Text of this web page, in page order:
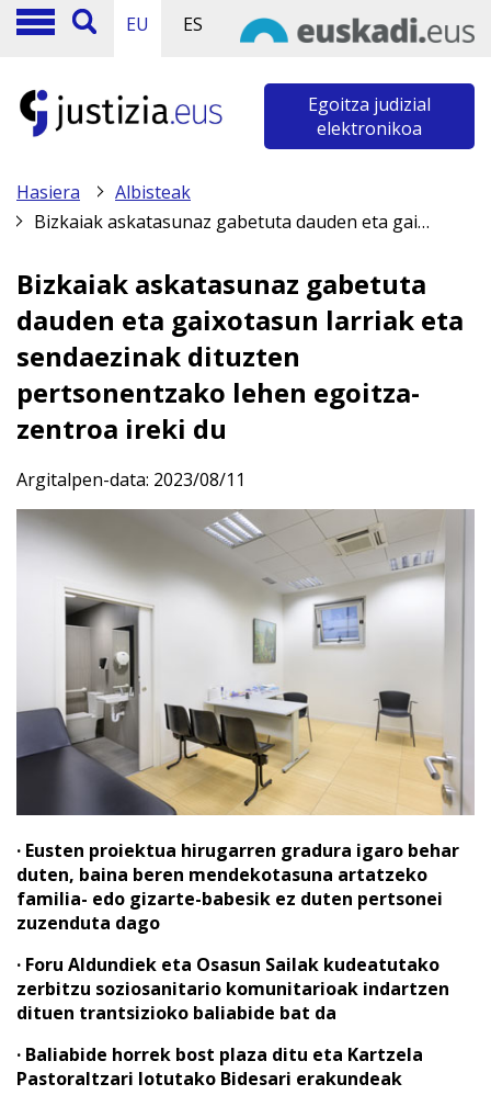
EU ES
Egoitza judizial
elektronikoa
Hasiera
Albisteak
Bizkaiak askatasunaz gabetuta dauden eta gaixotasun larriak eta sendaezinak dituzten pertsonentzako lehen egoitza-zentroa ireki du
Bizkaiak askatasunaz gabetuta
dauden eta gaixotasun larriak eta
sendaezinak dituzten
pertsonentzako lehen egoitza-
zentroa ireki du
Argitalpen-data: 2023/08/11
· Eusten proiektua hirugarren gradura igaro behar
duten, baina beren mendekotasuna artatzeko
familia- edo gizarte-babesik ez duten pertsonei
zuzenduta dago
· Foru Aldundiek eta Osasun Sailak kudeatutako
zerbitzu soziosanitario komunitarioak indartzen
dituen trantsizioko baliabide bat da
· Baliabide horrek bost plaza ditu eta Kartzela
Pastoraltzari lotutako Bidesari erakundeak